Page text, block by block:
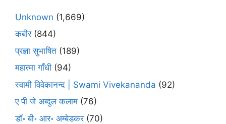
Unknown (1,669)
कबीर(844)
प्रज्ञा सुभाषित (189)
महात्मा गाँधी (94)
स्वामी विवेकानन्द | Swami Vivekananda (92)
ए पी जे अब्दुल कलाम (76)
डॉ॰ बी॰ आर॰ अम्बेडकर(70)